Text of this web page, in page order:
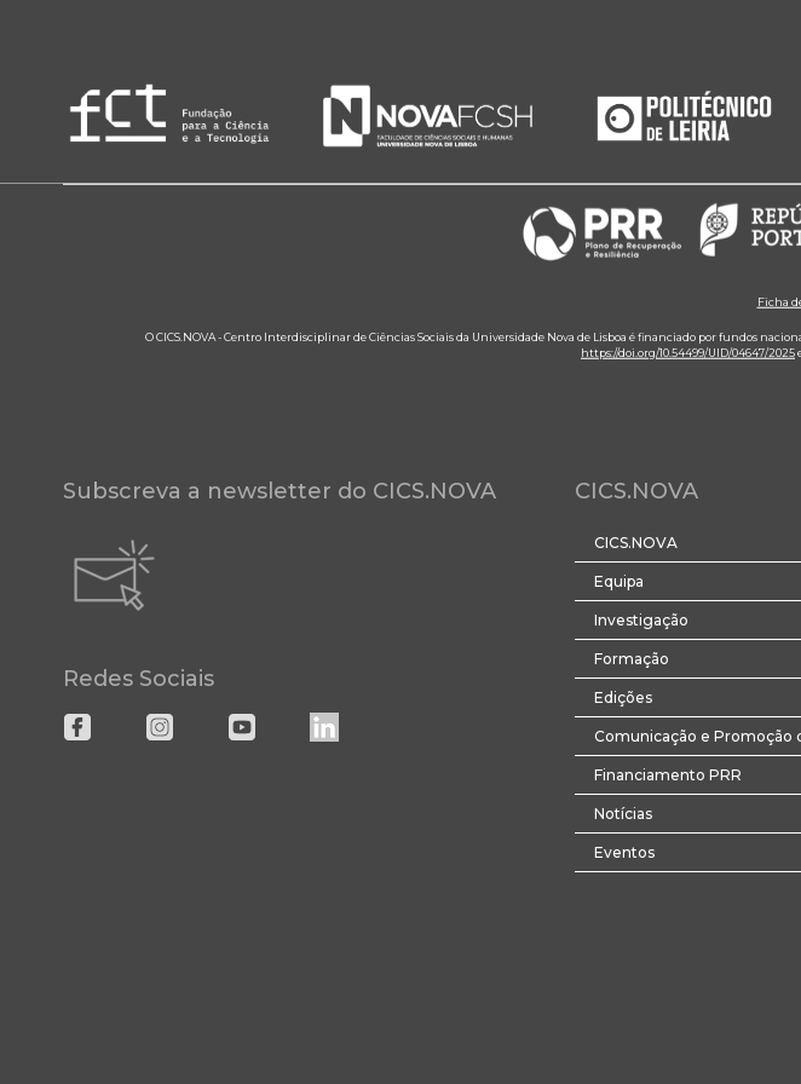
Ficha
O CICS.NOVA - Centro Interdisciplinar de Ciências Sociais da Universidade Nova de Lisboa é financiado por fundos
https://doi.org/10.54499/UID/04647/2025
Subscreva a newsletter do CICS.NOVA
Redes Sociais
CICS.NOVA
CICS.NOVA
Equipa
Investigação
Formação
Edições
Comunicação e Promoção
Financiamento PRR
Notícias
Eventos